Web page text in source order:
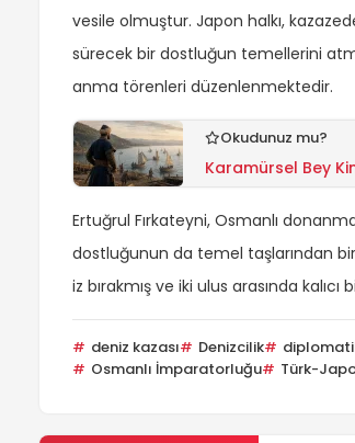
vesile olmuştur. Japon halkı,
sürecek bir dostluğun temellerini
anma törenleri düzenlenmektedir.
Okudunuz mu?
Karamürsel Bey
Ertuğrul Fırkateyni, Osmanlı
dostluğunun da temel taşlarından
iz bırakmış ve iki ulus arasında
deniz kazası Denizcilik
Osmanlı İmparatorluğu
Türk-